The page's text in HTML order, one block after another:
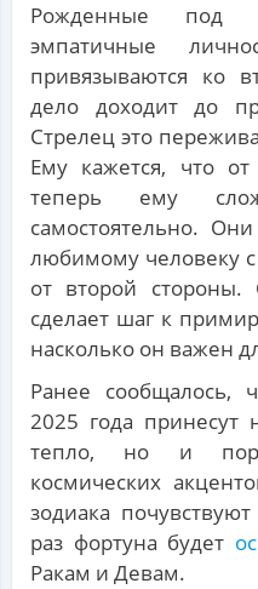
Рожденные под
эмпатичные
привязываются ко
дело доходит до
Стрелец это
Ему кажется, что
теперь ему
самостоятельно.
любимому человеку
от второй стороны.
сделает шаг к
насколько он важен
Ранее сообщалось,
2025 года принесут
тепло, но и
космических
зодиака
раз фортуна будет
Ракам и Девам.